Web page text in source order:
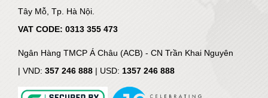
Tây Mỗ, Tp. Hà Nội.
VAT CODE: 0313 355 473
Ngân Hàng TMCP Á Châu (ACB) - CN Trần Khai Nguyên
| VND: 357 246 888 | USD: 1357 246 888